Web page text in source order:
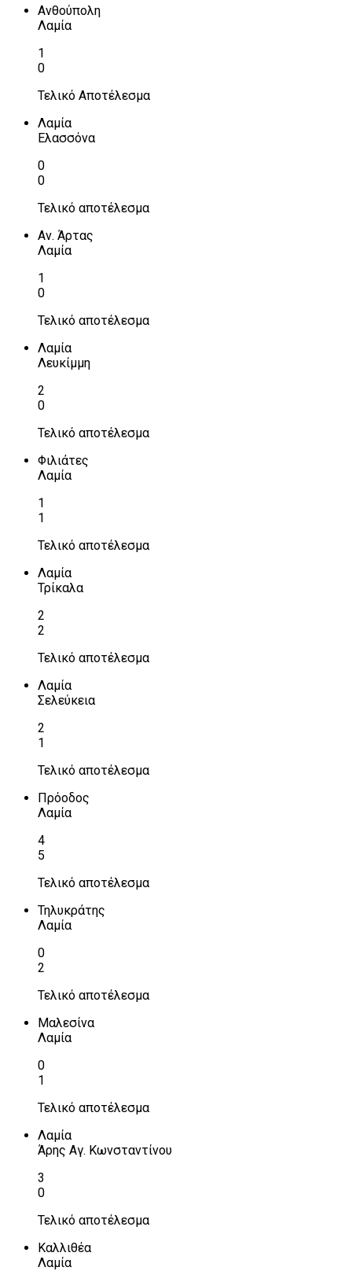
Ανθούπολη
Λαμία
1
0
Τελικό Αποτέλεσμα
Λαμία
Ελασσόνα
0
0
Τελικό αποτέλεσμα
Αν. Άρτας
Λαμία
1
0
Τελικό αποτέλεσμα
Λαμία
Λευκίμμη
2
0
Τελικό αποτέλεσμα
Φιλιάτες
Λαμία
1
1
Τελικό αποτέλεσμα
Λαμία
Τρίκαλα
2
2
Τελικό αποτέλεσμα
Λαμία
Σελεύκεια
2
1
Τελικό αποτέλεσμα
Πρόοδος
Λαμία
4
5
Τελικό αποτέλεσμα
Τηλυκράτης
Λαμία
0
2
Τελικό αποτέλεσμα
Μαλεσίνα
Λαμία
0
1
Τελικό αποτέλεσμα
Λαμία
Άρης Αγ. Κωνσταντίνου
3
0
Τελικό αποτέλεσμα
Καλλιθέα
Λαμία